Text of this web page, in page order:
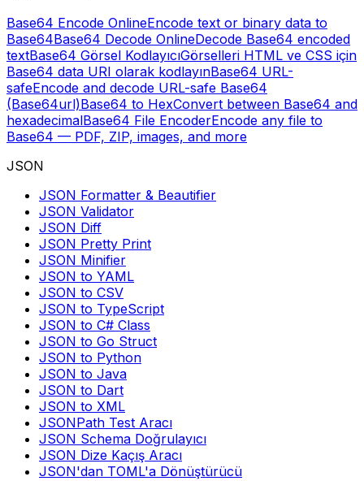
Base64 Encode OnlineEncode text or binary data to
Base64Base64 Decode OnlineDecode Base64 encoded
textBase64 Görsel KodlayıcıGörselleri HTML ve CSS için
Base64 data URI olarak kodlayınBase64 URL-
safeEncode and decode URL-safe Base64
(Base64url)Base64 to HexConvert between Base64 and
hexadecimalBase64 File EncoderEncode any file to
Base64 — PDF, ZIP, images, and more
JSON
JSON Formatter & Beautifier
JSON Validator
JSON Diff
JSON Pretty Print
JSON Minifier
JSON to YAML
JSON to CSV
JSON to TypeScript
JSON to C# Class
JSON to Go Struct
JSON to Python
JSON to Java
JSON to Dart
JSON to XML
JSONPath Test Aracı
JSON Schema Doğrulayıcı
JSON Dize Kaçış Aracı
JSON'dan TOML'a Dönüştürücü